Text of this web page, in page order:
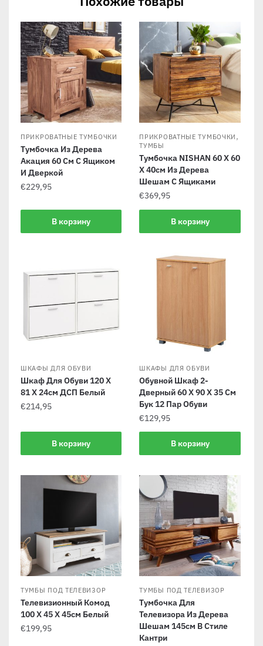
ПРИКРОВАТНЫЕ ТУМБОЧКИ
Тумбочка Из Дерева
Акация 60 См С Ящиком
И Дверкой
€229,95
В корзину
ПРИКРОВАТНЫЕ ТУМБОЧКИ ,
ТУМБЫ
Тумбочка NISHAN 60 X 60
X 40см Из Дерева
Шешам С Ящиками
€369,95
В корзину
ШКАФЫ ДЛЯ ОБУВИ
Шкаф Для Обуви 120 X
81 X 24см ДСП Белый
€214,95
В корзину
ШКАФЫ ДЛЯ ОБУВИ
Обувной Шкаф 2-
Дверный 60 Х 90 Х 35 См
Бук 12 Пар Обуви
€129,95
В корзину
ТУМБЫ ПОД ТЕЛЕВИЗОР
Телевизионный Комод
100 X 45 X 45см Белый
€199,95
ТУМБЫ ПОД ТЕЛЕВИЗОР
Тумбочка Для
Телевизора Из Дерева
Шешам 145см В Стиле
Кантри